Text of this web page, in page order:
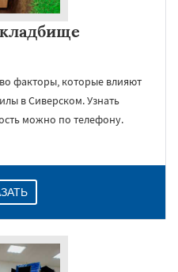
факторы, которые влияют
в Сиверском. Узнать
можно по телефону.